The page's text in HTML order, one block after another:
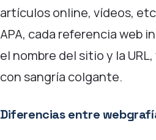
artículos online, vídeos,
APA, cada referencia web
el nombre del sitio y la
con sangría colgante.
Diferencias entre